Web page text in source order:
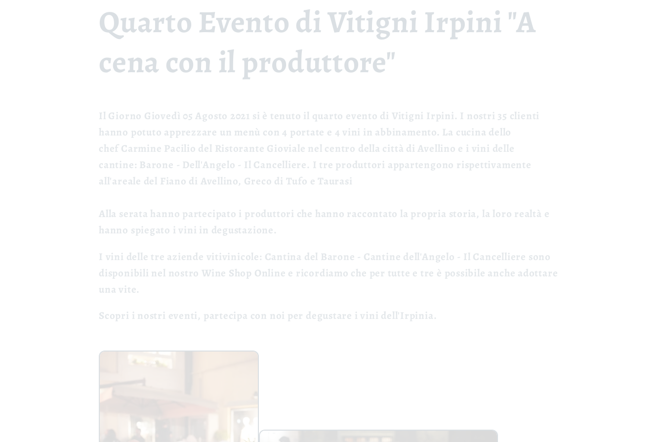
Quarto Evento di Vitigni Irpini "A
cena con il produttore"
Il Giorno Giovedì 05 Agosto 2021 si è tenuto il quarto evento di Vitigni Irpini. I nostri 35 clienti
hanno potuto apprezzare un menù con 4 portate e 4 vini in abbinamento. La cucina dello
chef Carmine Pacilio del Ristorante Gioviale nel centro della città di Avellino e i vini delle
cantine: Barone - Dell'Angelo - Il Cancelliere. I tre produttori appartengono rispettivamente
all'areale del Fiano di Avellino, Greco di Tufo e Taurasi
Alla serata hanno partecipato i produttori che hanno raccontato la propria storia, la loro realtà e
hanno spiegato i vini in degustazione.
I vini delle tre aziende vitivinicole: Cantina del Barone - Cantine dell'Angelo - Il Cancelliere sono
disponibili nel nostro Wine Shop Online e ricordiamo che per tutte e tre è possibile anche adottare
una vite.
Scopri i nostri eventi, partecipa con noi per degustare i vini dell'Irpinia.